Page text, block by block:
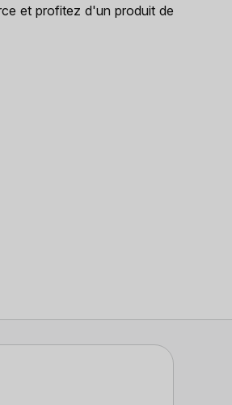
et profitez d'un produit de